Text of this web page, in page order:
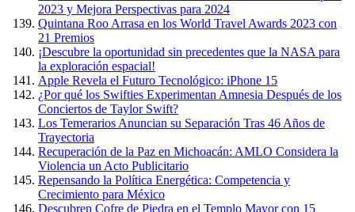
2023 y Mejora Perspectivas para 2024
Quintana Roo Arrasa en los World Travel Awards 2023 con
21 Premios
¡Descubre la oportunidad sin precedentes que la NASA para
la exploración espacial!
Apple Revela el Futuro Tecnológico: iPhone 15
¿Por qué los Swifties Experimentan Amnesia Después de los
Conciertos de Taylor Swift?
Los Temerarios Anuncian su Separación Tras 46 Años de
Trayectoria
Recuperación de la Paz en Michoacán: AMLO Considera la
Violencia un Acto Publicitario
Repensando la Política Energética: Competencia y
Crecimiento para México
Descubren Cofre de Piedra en el Templo Mayor con 15